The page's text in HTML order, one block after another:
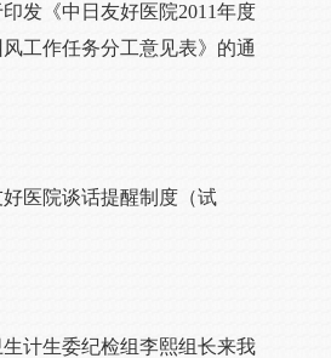
发《中日友好医院2011年度
工作任务分工意见表》的通
医院谈话提醒制度（试
计生委纪检组李熙组长来我